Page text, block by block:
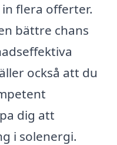
flera offerter.
bättre chans
också att du
dig att
i solenergi.